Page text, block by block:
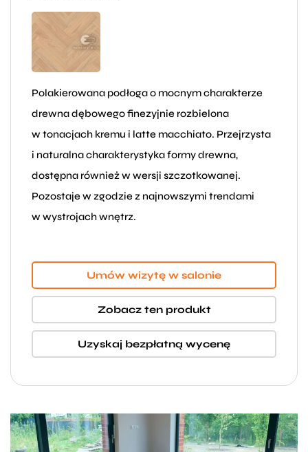
Polakierowana podłoga o mocnym charakterze
drewna dębowego finezyjnie rozbielona
w tonacjach kremu i latte macchiato. Przejrzysta
i naturalna charakterystyka formy drewna,
dostępna również w wersji szczotkowanej.
Pozostaje w zgodzie z najnowszymi trendami
w wystrojach wnętrz.
Umów wizytę w salonie
Zobacz ten produkt
Uzyskaj bezpłatną wycenę